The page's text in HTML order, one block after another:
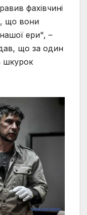
фахівчині
що вони
ери", –
що за один
шкурок